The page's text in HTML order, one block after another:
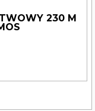
230 M